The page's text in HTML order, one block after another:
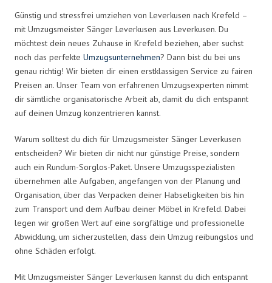
Günstig und stressfrei umziehen von Leverkusen nach Krefeld –
mit Umzugsmeister Sänger Leverkusen aus Leverkusen. Du
möchtest dein neues Zuhause in Krefeld beziehen, aber suchst
noch das perfekte Umzugsunternehmen? Dann bist du bei uns
genau richtig! Wir bieten dir einen erstklassigen Service zu fairen
Preisen an. Unser Team von erfahrenen Umzugsexperten nimmt
dir sämtliche organisatorische Arbeit ab, damit du dich entspannt
auf deinen Umzug konzentrieren kannst.
Warum solltest du dich für Umzugsmeister Sänger Leverkusen
entscheiden? Wir bieten dir nicht nur günstige Preise, sondern
auch ein Rundum-Sorglos-Paket. Unsere Umzugsspezialisten
übernehmen alle Aufgaben, angefangen von der Planung und
Organisation, über das Verpacken deiner Habseligkeiten bis hin
zum Transport und dem Aufbau deiner Möbel in Krefeld. Dabei
legen wir großen Wert auf eine sorgfältige und professionelle
Abwicklung, um sicherzustellen, dass dein Umzug reibungslos und
ohne Schäden erfolgt.
Mit Umzugsmeister Sänger Leverkusen kannst du dich entspannt